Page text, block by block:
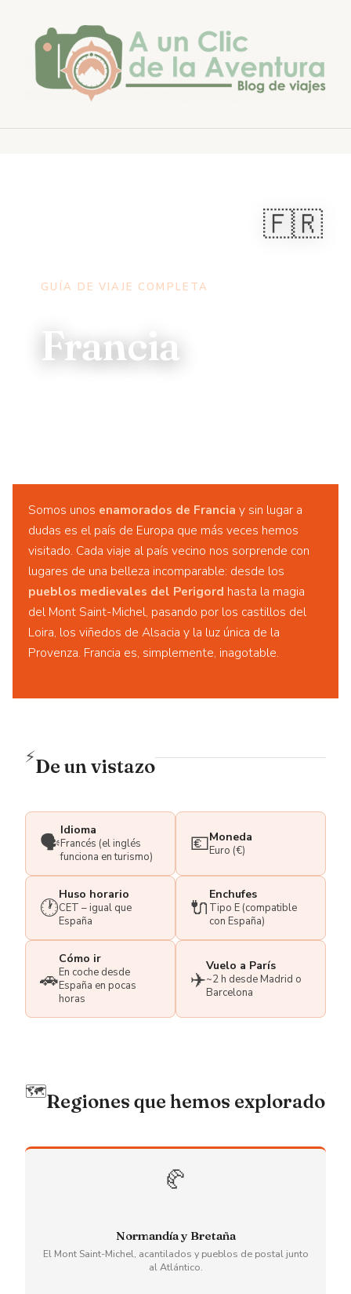
contenido
GUÍA DE VIAJE COMPLETA
Francia
🇫🇷
Somos unos enamorados de Francia y sin lugar a
dudas es el país de Europa que más veces hemos
visitado. Cada viaje al país vecino nos sorprende con
lugares de una belleza incomparable: desde los
pueblos medievales del Perigord hasta la magia
del Mont Saint-Michel, pasando por los castillos del
Loira, los viñedos de Alsacia y la luz única de la
Provenza. Francia es, simplemente, inagotable.
⚡De un vistazo
🗣️
Idioma
Francés (el inglés
funciona en turismo)
💶Moneda
Euro (€)
🕐
Huso horario
CET – igual que
España
🔌
Enchufes
Tipo E (compatible
con España)
🚗
Cómo ir
En coche desde
España en pocas
horas
✈️
Vuelo a París
~2 h desde Madrid o
Barcelona
🗺️Regiones que hemos explorado
🥐
Normandía y Bretaña
El Mont Saint-Michel, acantilados y pueblos de postal junto
al Atlántico.